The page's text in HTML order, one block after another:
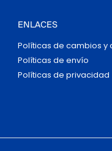
ENLACES
Políticas de cambios y
Políticas de envío
Políticas de privacidad